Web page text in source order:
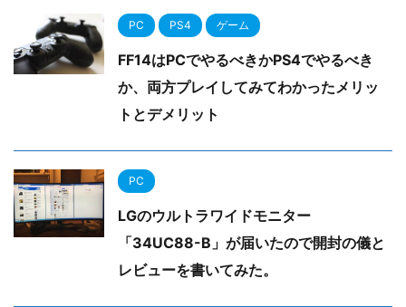
PC PS4 ゲーム
FF14はPCでやるべきかPS4でやるべき
か、両方プレイしてみてわかったメリッ
トとデメリット
PC
LGのウルトラワイドモニター
「34UC88-B」が届いたので開封の儀と
レビューを書いてみた。